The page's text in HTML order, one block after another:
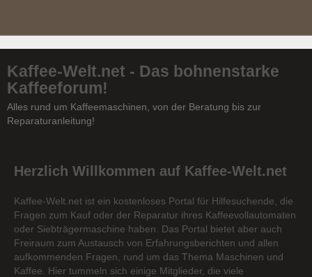
Kaffee-Welt.net - Das bohnenstarke
Kaffeeforum!
Alles rund um Kaffeemaschinen, von der Beratung bis zur
Reparaturanleitung!
Herzlich Willkommen auf Kaffee-Welt.net
Kaffee-Welt.net ist ein kostenloses Portal für Hilfesuchende, die
Fragen zum Kauf oder der Reparatur ihres Kaffeevollautomaten
oder Siebträgermaschine haben. Das Portal bietet aber auch
Freiraum zum Austausch von Erfahrungsberichten und allen
aufkommenden Fragen, rund um das Thema Maschinen und
Kaffee. Hier tummeln sich einige Mitglieder, die viele